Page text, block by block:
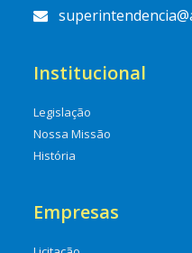
Institucional
Legislação
Nossa Missão
História
Empresas